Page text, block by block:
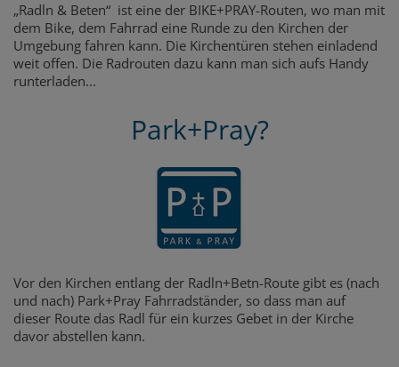
„Radln & Beten“ ist eine der BIKE+PRAY-Routen, wo man mit
dem Bike, dem Fahrrad eine Runde zu den Kirchen der
Umgebung fahren kann. Die Kirchentüren stehen einladend
weit offen. Die Radrouten dazu kann man sich aufs Handy
runterladen...
Park+Pray?
Vor den Kirchen entlang der Radln+Betn-Route gibt es (nach
und nach) Park+Pray Fahrradständer, so dass man auf
dieser Route das Radl für ein kurzes Gebet in der Kirche
davor abstellen kann.